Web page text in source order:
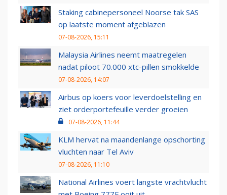
Staking cabinepersoneel Noorse tak SAS
op laatste moment afgeblazen
07-08-2026, 15:11
Malaysia Airlines neemt maatregelen
nadat piloot 70.000 xtc-pillen smokkelde
07-08-2026, 14:07
Airbus op koers voor leverdoelstelling en
ziet orderportefeuille verder groeien
07-08-2026, 11:44
KLM hervat na maandenlange opschorting
vluchten naar Tel Aviv
07-08-2026, 11:10
National Airlines voert langste vrachtvlucht